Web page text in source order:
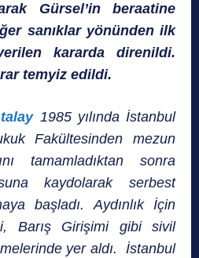
Gürsel’in beraatine
sanıklar yönünden ilk
kararda direnildi.
temyiz edildi.
1985 yılında İstanbul
Fakültesinden mezun
tamamladıktan sonra
kaydolarak serbest
başladı. Aydınlık İçin
Barış Girişimi gibi sivil
yer aldı. İstanbul